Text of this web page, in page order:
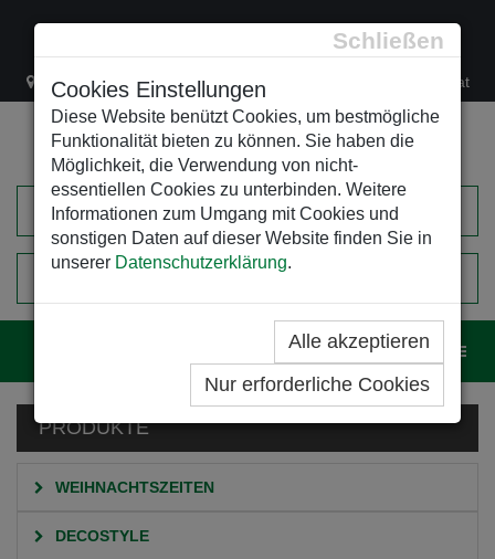
Schließen
Cookies Einstellungen
Diese Website benützt Cookies, um bestmögliche
Funktionalität bieten zu können. Sie haben die
Möglichkeit, die Verwendung von nicht-
essentiellen Cookies zu unterbinden. Weitere
Informationen zum Umgang mit Cookies und
sonstigen Daten auf dieser Website finden Sie in
unserer Datenschutzerklärung.
Alle akzeptieren
Nur erforderliche Cookies
Lacknergasse 78 +43/1/470 37 00 office@leso.at
EINKAUFSWAGEN
PRODUKTE
WEIHNACHTSZEITEN
DECOSTYLE